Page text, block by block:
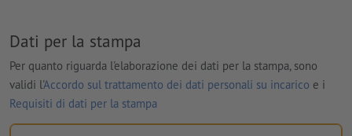
Dati per la stampa
Per quanto riguarda l'elaborazione dei dati per la stampa, sono
validi l'Accordo sul trattamento dei dati personali su incarico e i
Requisiti di dati per la stampa